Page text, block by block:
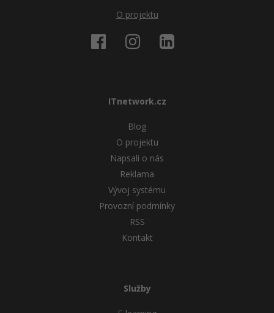
O projektu
ITnetwork.cz
Blog
O projektu
Napsali o nás
Reklama
Vývoj systému
Provozní podmínky
RSS
Kontakt
Služby